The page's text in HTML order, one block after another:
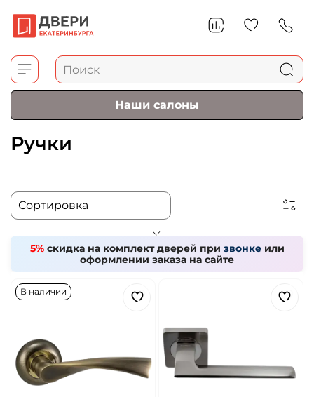
Наши салоны
Ручки
5% скидка на комплект дверей при звонкеили
оформлении заказа на сайте
В наличии